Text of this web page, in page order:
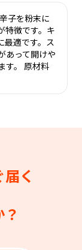
子を粉末に
特徴です。キ
最適です。ス
あって開けや
す。 原材料
く